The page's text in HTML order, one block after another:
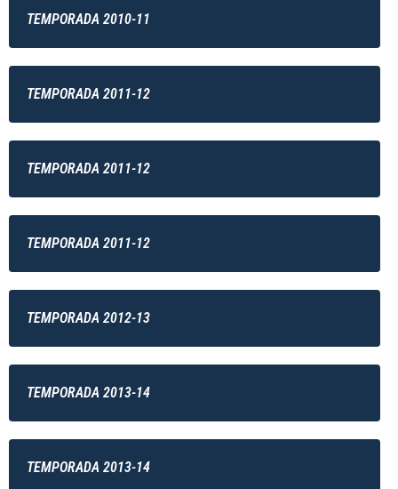
TEMPORADA 2010-11
TEMPORADA 2011-12
TEMPORADA 2011-12
TEMPORADA 2011-12
TEMPORADA 2012-13
TEMPORADA 2013-14
TEMPORADA 2013-14